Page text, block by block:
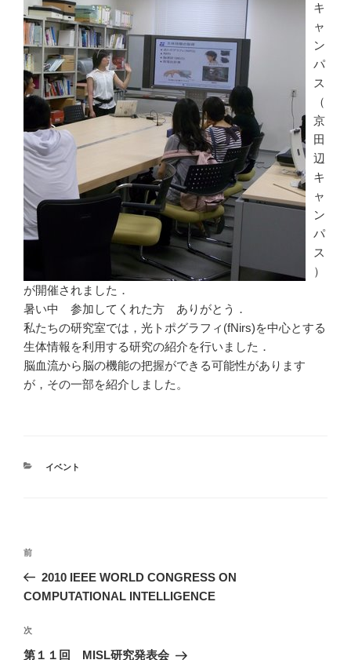
キ
ャ
ン
パ
ス
（
京
田
辺
キ
ャ
ン
パ
ス
）
が開催されました．
暑い中 参加してくれた方 ありがとう．
私たちの研究室では，光トポグラフィ(fNirs)を中心とする
生体情報を利用する研究の紹介を行いました．
脳血流から脳の機能の把握ができる可能性があります
が，その一部を紹介しました。
カ
イベント
投
ナ
ゲ
ー
前
の
投
前
2010 IEEE WORLD CONGRESS ON
COMPUTATIONAL INTELLIGENCE
次
の
次
第１１回 MISL研究発表会